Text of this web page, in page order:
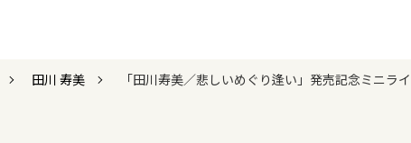
田川 寿美
「田川寿美／悲しいめぐり逢い」発売記念ミニ